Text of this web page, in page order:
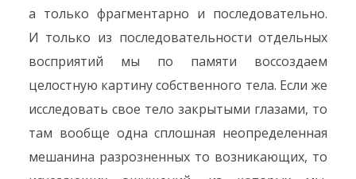
а только фрагментарно и последовательно.
И только из последовательности отдельных
восприятий мы по памяти воссоздаем
целостную картину собственного тела. Если же
исследовать свое тело закрытыми глазами, то
там вообще одна сплошная неопределенная
мешанина разрозненных то возникающих, то